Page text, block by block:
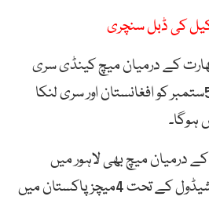
کی ڈبل سنچری
کے درمیان میچ کینڈی سری
لنکا میں کھیلاجائےگا۔5ستمبر کو افغانستان اور سری لنکا
ہوگا۔
درمیان میچ بھی لاہور میں
کھیلاجائےگا،ایشیاکپ شیڈول کے تحت 4میچز پاکستان میں